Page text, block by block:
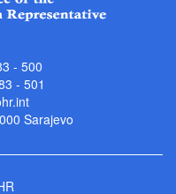
- 500
- 501
Sarajevo